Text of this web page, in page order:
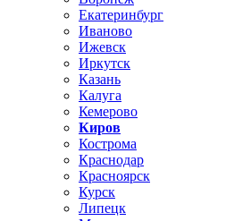
Екатеринбург
Иваново
Ижевск
Иркутск
Казань
Калуга
Кемерово
Киров
Кострома
Краснодар
Красноярск
Курск
Липецк